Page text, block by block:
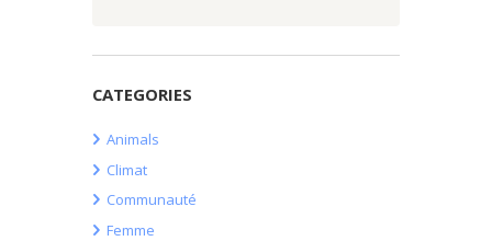
CATEGORIES
Animals
Climat
Communauté
Femme